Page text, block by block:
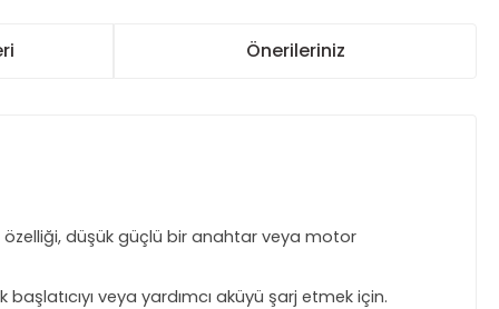
Önerileriniz
özelliği, düşük güçlü bir anahtar veya motor
veya yardımcı aküyü şarj etmek için.